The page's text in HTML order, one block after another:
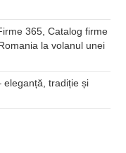
365, Catalog firme
la volanul unei
eleganță, tradiție și